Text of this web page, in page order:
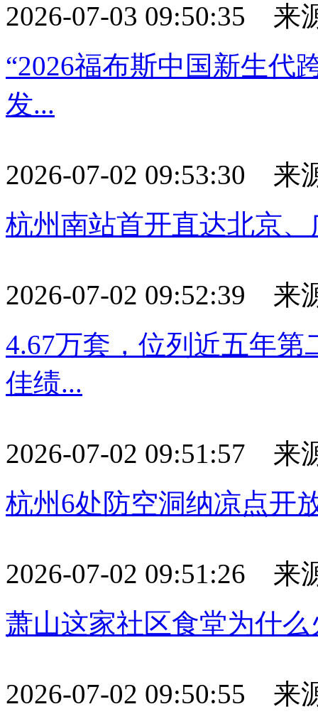
2026-07-03 09:50:35 来
“2026福布斯中国新生代
发...
2026-07-02 09:53:30 来
杭州南站首开直达北京
2026-07-02 09:52:39 来
4.67万套，位列近五年
佳绩...
2026-07-02 09:51:57 来
杭州6处防空洞纳凉点开
2026-07-02 09:51:26 来
萧山这家社区食堂为什么
2026-07-02 09:50:55 来